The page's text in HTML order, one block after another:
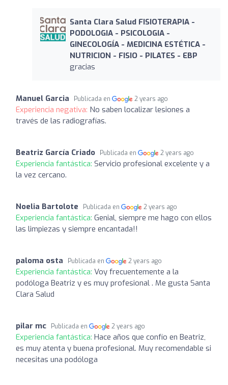
Santa Clara Salud FISIOTERAPIA -
PODOLOGIA - PSICOLOGIA -
GINECOLOGÍA - MEDICINA ESTÉTICA -
NUTRICION - FISIO - PILATES - EBP
gracias
Manuel Garcia Publicada en 2 years ago
Experiencia negativa: No saben localizar lesiones a
través de las radiografías.
Beatriz García Criado Publicada en 2 years ago
Experiencia fantástica: Servicio profesional excelente y a
la vez cercano.
Noelia Bartolote Publicada en 2 years ago
Experiencia fantástica: Genial, siempre me hago con ellos
las limpiezas y siempre encantada!!
paloma osta Publicada en 2 years ago
Experiencia fantástica: Voy frecuentemente a la
podóloga Beatriz y es muy profesional . Me gusta Santa
Clara Salud
pilar mc Publicada en 2 years ago
Experiencia fantástica: Hace años que confío en Beatriz,
es muy atenta y buena profesional. Muy recomendable si
necesitas una podóloga